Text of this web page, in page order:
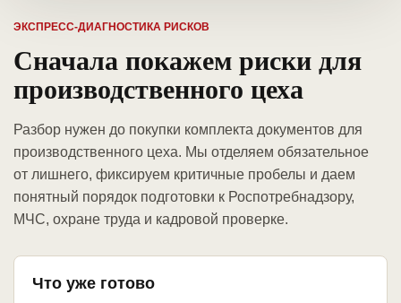
ЭКСПРЕСС-ДИАГНОСТИКА РИСКОВ
Сначала покажем риски для
производственного цеха
Разбор нужен до покупки комплекта документов для
производственного цеха. Мы отделяем обязательное
от лишнего, фиксируем критичные пробелы и даем
понятный порядок подготовки к Роспотребнадзору,
МЧС, охране труда и кадровой проверке.
Что уже готово